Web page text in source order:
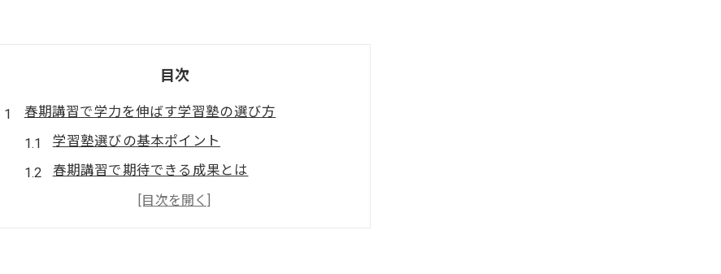
目次
春期講習で学力を伸ばす学習塾の選び方
学習塾選びの基本ポイント
春期講習で期待できる成果とは
個別指導の重要性を理解する